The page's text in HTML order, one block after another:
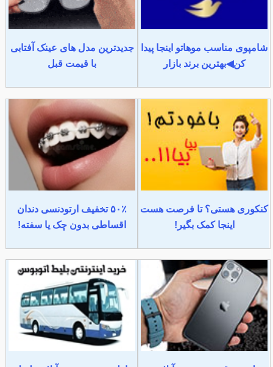
شامپوی مناسب موهاتو اینجا پیدا
کن◀بهترین برند بازار
جدیدترین مدل های عینک آفتابی
با قیمت قبل
کنکوری هستی؟ تا فرصت هست
اینجا کمک بگیر!
۵۰٪ تخفیف ارتودنسی دندان
اقساطی بدون چک یا سفته!